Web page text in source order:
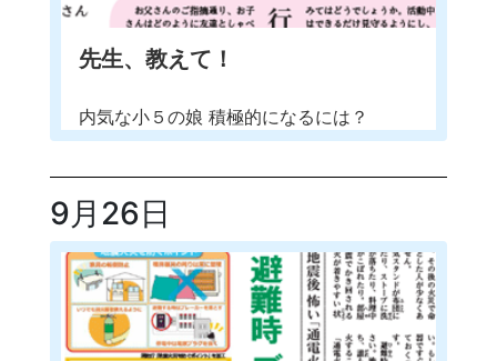
先生、教えて！
内気な小５の娘 積極的になるには？
9月26日